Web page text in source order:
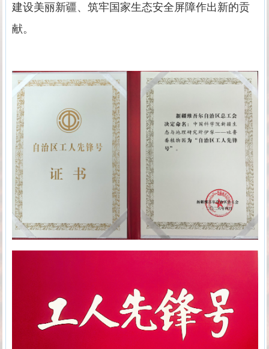
建设美丽新疆、筑牢国家生态安全屏障作出新的贡
献。